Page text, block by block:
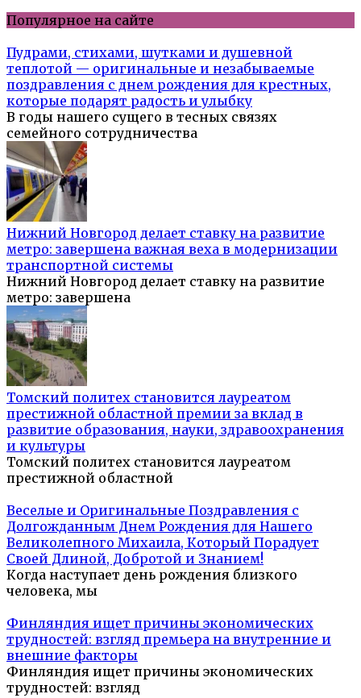
Популярное на сайте
Пудрами, стихами, шутками и душевной
теплотой — оригинальные и незабываемые
поздравления с днем рождения для крестных,
которые подарят радость и улыбку
В годы нашего сущего в тесных связях
семейного сотрудничества
Нижний Новгород делает ставку на развитие
метро: завершена важная веха в модернизации
транспортной системы
Нижний Новгород делает ставку на развитие
метро: завершена
Томский политех становится лауреатом
престижной областной премии за вклад в
развитие образования, науки, здравоохранения
и культуры
Томский политех становится лауреатом
престижной областной
Веселые и Оригинальные Поздравления с
Долгожданным Днем Рождения для Нашего
Великолепного Михаила, Который Порадует
Своей Длиной, Добротой и Знанием!
Когда наступает день рождения близкого
человека, мы
Финляндия ищет причины экономических
трудностей: взгляд премьера на внутренние и
внешние факторы
Финляндия ищет причины экономических
трудностей: взгляд